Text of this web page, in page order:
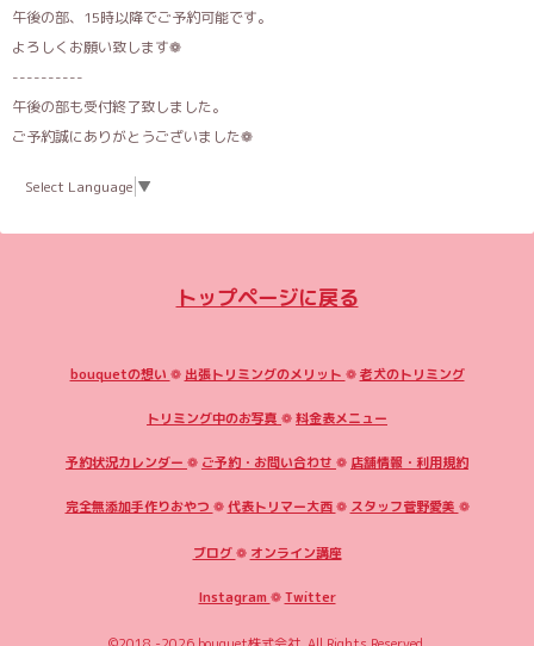
午後の部、15時以降でご予約可能です。
よろしくお願い致します❁
----------
午後の部も受付終了致しました。
ご予約誠にありがとうございました❁
Select Language ▼
トップページに戻る
bouquetの想い ❁ 出張トリミングのメリット ❁老犬のトリミング
トリミング中のお写真 ❁料金表メニュー
予約状況カレンダー ❁ ご予約・お問い合わせ ❁ 店舗情報・利用規約
完全無添加手作りおやつ ❁代表トリマー大西❁ スタッフ菅野愛美 ❁
ブログ❁ オンライン講座
Instagram ❁Twitter